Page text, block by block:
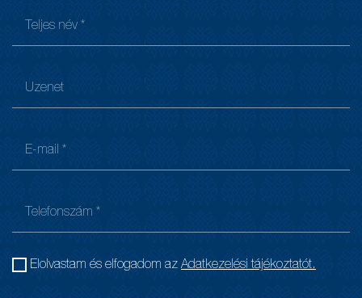
Elolvastam és elfogadom az Adatkezelési tájékoztatót.